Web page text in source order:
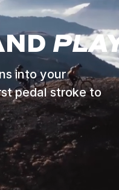
into your
pedal stroke to